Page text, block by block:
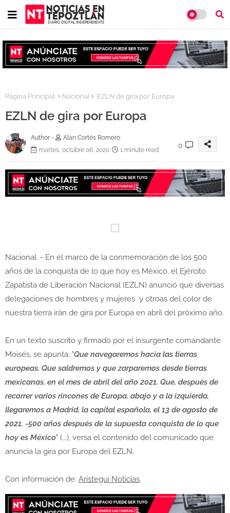
Página Principal Nacional EZLN de gira por Europa
EZLN de gira por Europa
Author -
Alan Cortés Romero
martes, octubre 06, 2020
1 minute read
0
Nacional. - En el marco de la conmemoración de los 500
años de la conquista de lo que hoy es México, el Ejército
Zapatista de Liberación Nacional (EZLN) anunció que diversas
delegaciones de hombres y mujeres y otroas del color de
nuestra tierra irán de gira por Europa en abril del próximo año.
En un texto suscrito y firmado por el insurgente comandante
Moisés, se apunta: "Que navegaremos hacia las tierras
europeas. Que saldremos y que zarparemos desde tierras
mexicanas, en el mes de abril del año 2021. Que, después de
recorrer varios rincones de Europa, abajo y a la izquierda,
llegaremos a Madrid, la capital española, el 13 de agosto de
2021. -500 años después de la supuesta conquista de lo que
hoy es México" (...), versa el contenido del comunicado que
anuncia la gira por Europa del EZLN.
Con información de: Aristegui Noticias.